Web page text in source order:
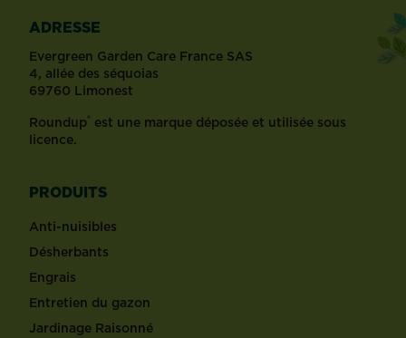
ADRESSE
Evergreen Garden Care France SAS
4, allée des séquoias
69760 Limonest
Roundup® est une marque déposée et utilisée sous
licence.
PRODUITS
Anti-nuisibles
Désherbants
Engrais
Entretien du gazon
Jardinage Raisonné